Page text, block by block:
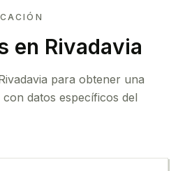
en Rivadavia
para obtener una
datos específicos del